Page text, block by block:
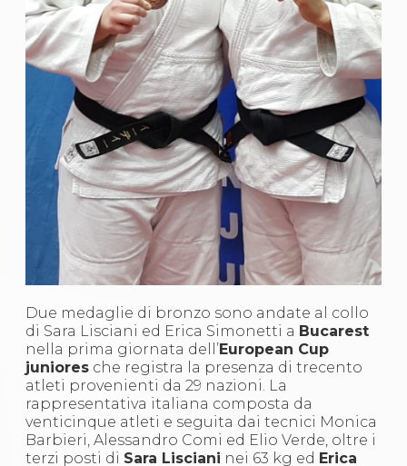
S'istrumpa
News
Calendario Attività
Difesa Personale MGA
La disciplina
News
Merchandising
Mappa del sito
Cerca
Contatti
News
Cookies Accept
Newsletter
Catalogo formativo
Webinar
Corsi Monotematici
Corsi di Specializzazione
Corsi FIJLKAM-FISDIR
Corsi Preparatore Fisico
Edutraining class - Didattica infantile
Corso dirigenti sportivi
Corso Direttore di Gara
Abilitazioni
Sportello Fiscale
News
Due medaglie di bronzo sono andate al collo
di Sara Lisciani ed Erica Simonetti a Bucarest
nella prima giornata dell’European Cup
juniores che registra la presenza di trecento
atleti provenienti da 29 nazioni. La
rappresentativa italiana composta da
venticinque atleti e seguita dai tecnici Monica
Barbieri, Alessandro Comi ed Elio Verde, oltre i
terzi posti di Sara Lisciani nei 63 kg ed Erica